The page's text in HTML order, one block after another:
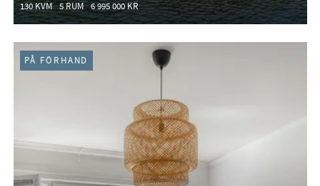
130 KVM 5 RUM 6 995 000 KR
PÅ FÖRHAND